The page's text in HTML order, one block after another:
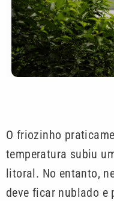
O friozinho
temperatura subiu
litoral. No entanto,
deve ficar nublado e